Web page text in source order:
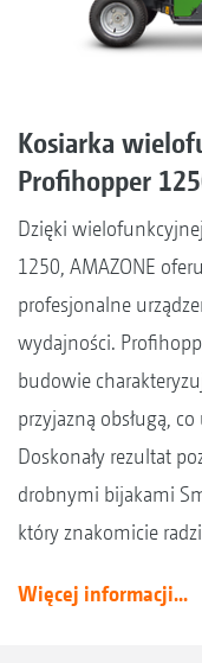
Kosiarka
Profihopper
Dzięki
1250, AMAZONE
profesjonalne
wydajności.
budowie
przyjazną obsługą,
Doskonały rezultat
drobnymi bijakami
który znakomicie
Więcej informacji...